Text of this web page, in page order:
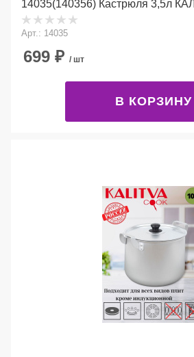
14035(140356) Кастрюля 3,5л
Арт.: 14035
699 ₽ / шт
В КОРЗИНУ